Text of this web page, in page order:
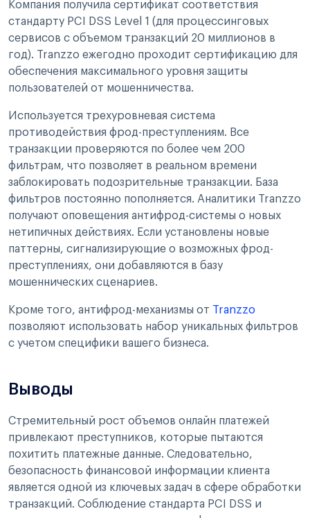
Компания получила сертификат соответствия
стандарту PCI DSS Level 1 (для процессинговых
сервисов с объемом транзакций 20 миллионов в
год). Tranzzo ежегодно проходит сертификацию для
обеспечения максимального уровня защиты
пользователей от мошенничества.
Используется трехуровневая система
противодействия фрод-преступлениям. Все
транзакции проверяются по более чем 200
фильтрам, что позволяет в реальном времени
заблокировать подозрительные транзакции. База
фильтров постоянно пополняется. Аналитики Tranzzo
получают оповещения антифрод-системы о новых
нетипичных действиях. Если установлены новые
паттерны, сигнализирующие о возможных фрод-
преступлениях, они добавляются в базу
мошеннических сценариев.
Кроме того, антифрод-механизмы от Tranzzo
позволяют использовать набор уникальных фильтров
с учетом специфики вашего бизнеса.
Выводы
Стремительный рост объемов онлайн платежей
привлекают преступников, которые пытаются
похитить платежные данные. Следовательно,
безопасность финансовой информации клиента
является одной из ключевых задач в сфере обработки
транзакций. Соблюдение стандарта PCI DSS и